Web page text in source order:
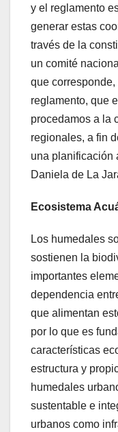
y el reglamento
generar estas
través de la
un comité
que corresponde,
reglamento, que
procedamos a la
regionales, a fin
una planificación
Daniela de La
Ecosistema
Los humedales
sostienen la
importantes
dependencia
que alimentan
por lo que es
características
estructura y
humedales
sustentable e
urbanos como